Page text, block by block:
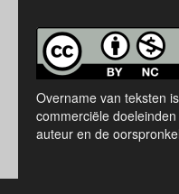
Overname van teksten
commerciële
auteur en de